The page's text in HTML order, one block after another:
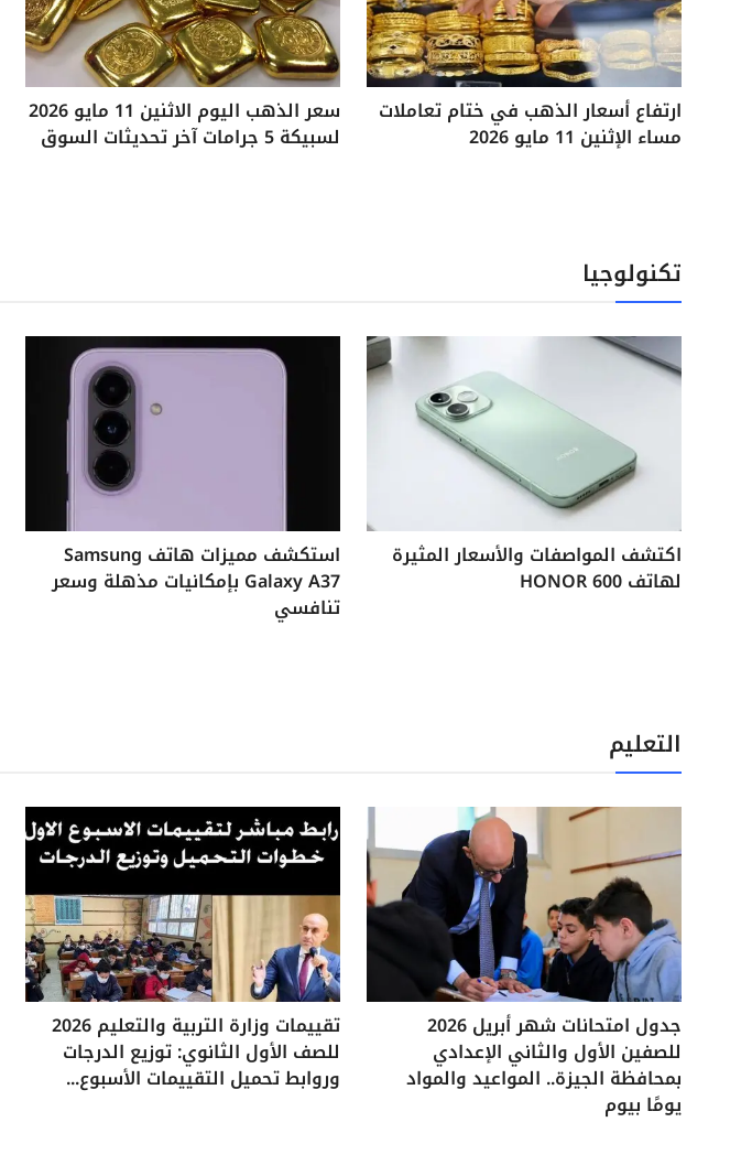
ارتفاع أسعار الذهب في ختام تعاملات
مساء الإثنين 11 مايو 2026
سعر الذهب اليوم الاثنين 11 مايو 2026
لسبيكة 5 جرامات آخر تحديثات السوق
تكنولوجيا
اكتشف المواصفات والأسعار المثيرة
لهاتف HONOR 600
استكشف مميزات هاتف Samsung
Galaxy A37 بإمكانيات مذهلة وسعر
تنافسي
التعليم
جدول امتحانات شهر أبريل 2026
للصفين الأول والثاني الإعدادي
بمحافظة الجيزة.. المواعيد والمواد
يومًا بيوم
تقييمات وزارة التربية والتعليم 2026
للصف الأول الثانوي: توزيع الدرجات
وروابط تحميل التقييمات الأسبوع...